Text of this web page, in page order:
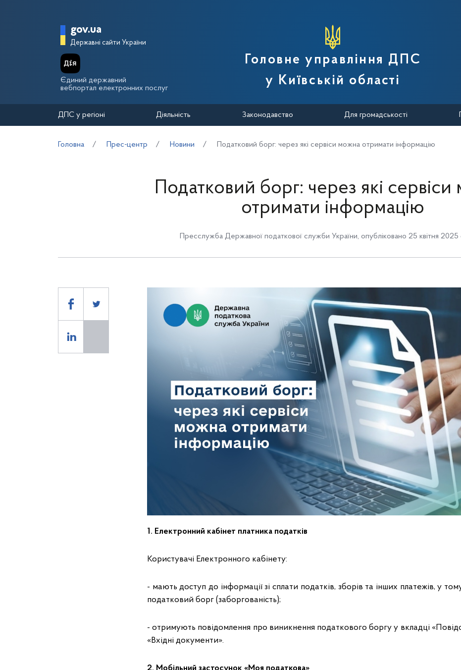
Головна сторінка Державної податкової служби України
gov.ua
Державні сайти України
Єдиний державний
вебпортал електронних послуг
Головне управління ДПС
у Київській області
ДПС у регіоні Діяльність Законодавство Для громадськості
Головна Прес-центр Новини Податковий борг: через які сервіси можна отримати інформацію
Податковий борг: через які
отримати інформацію
Пресслужба Державної податкової служби України, опубліковано 25 квітня
1. Електронний кабінет платника податків
Користувачі Електронного кабінету:
- мають доступ до інформації зі сплати податків, зборів та інших платежів, у
податковий борг (заборгованість);
- отримують повідомлення про виникнення податкового боргу у вкладці
«Вхідні документи».